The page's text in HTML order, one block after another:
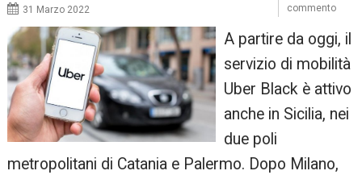
31 Marzo 2022
A partire da oggi, il
servizio di mobilità
Uber Black è attivo
anche in Sicilia, nei
due poli
metropolitani di Catania e Palermo. Dopo Milano,
commento